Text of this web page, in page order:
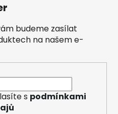
budeme zasílat
na našem e-
s podmínkami